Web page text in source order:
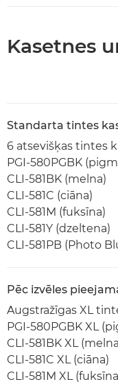
Kasetnes
Standarta tintes
6 atsevišķas tintes
PGI-580PGBK
CLI-581BK (melna)
CLI-581C (ciāna)
CLI-581M (fuksīna)
CLI-581Y (dzeltena)
CLI-581PB (Photo
Pēc izvēles
Augstražīgas XL
PGI-580PGBK XL
CLI-581BK XL
CLI-581C XL (ciāna)
CLI-581M XL